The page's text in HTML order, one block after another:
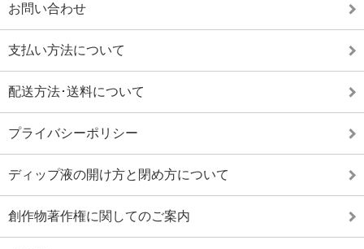
お問い合わせ
支払い方法について
配送方法･送料について
プライバシーポリシー
ディップ液の開け方と閉め方について
創作物著作権に関してのご案内